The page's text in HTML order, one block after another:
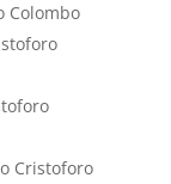
Colombo
Cristoforo